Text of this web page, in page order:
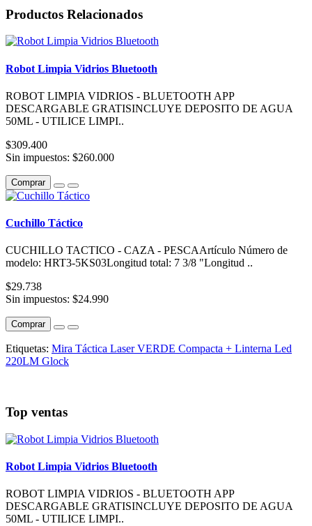
Productos Relacionados
Robot Limpia Vidrios Bluetooth
ROBOT LIMPIA VIDRIOS - BLUETOOTH APP
DESCARGABLE GRATISINCLUYE DEPOSITO DE AGUA
50ML - UTILICE LIMPI..
$309.400
Sin impuestos: $260.000
Comprar
Cuchillo Táctico
CUCHILLO TACTICO - CAZA - PESCAArtículo Número de
modelo: HRT3-5KS03Longitud total: 7 3/8 "Longitud ..
$29.738
Sin impuestos: $24.990
Comprar
Etiquetas: Mira Táctica Laser VERDE Compacta + Linterna Led
220LM Glock
Top ventas
Robot Limpia Vidrios Bluetooth
ROBOT LIMPIA VIDRIOS - BLUETOOTH APP
DESCARGABLE GRATISINCLUYE DEPOSITO DE AGUA
50ML - UTILICE LIMPI..